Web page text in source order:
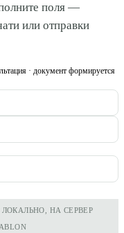
поля —
или отправки
· документ формируется
НА СЕРВЕР